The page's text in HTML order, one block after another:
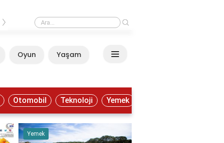
F Klavye en hızlı nasıl öğrenilir?
›
Oyun Yaşam
Otomobil Teknoloji Yemek
Yemek